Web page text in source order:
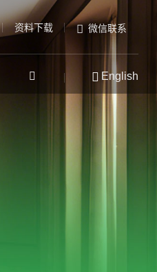
资料下载 微信联系
English